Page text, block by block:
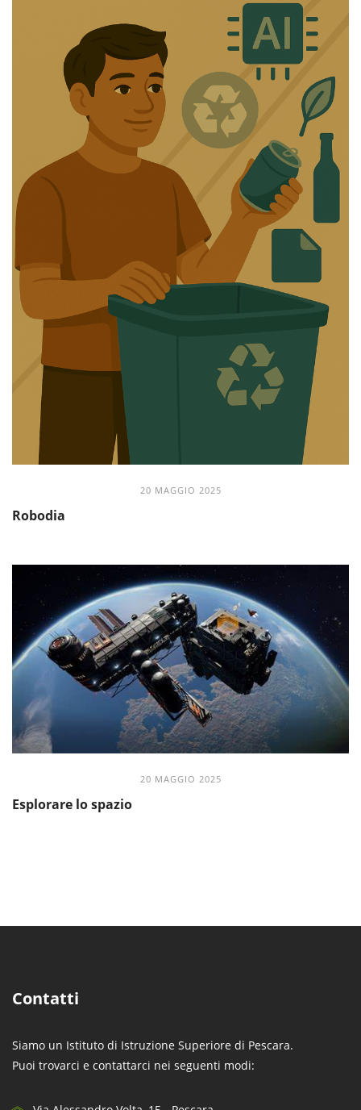
20 MAGGIO 2025
Robodia
20 MAGGIO 2025
Esplorare lo spazio
Contatti
Siamo un Istituto di Istruzione Superiore di Pescara.
Puoi trovarci e contattarci nei seguenti modi: